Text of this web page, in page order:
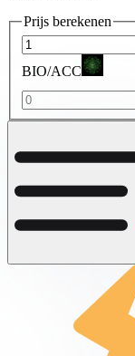
Prijs berekenen
BIO/ACC